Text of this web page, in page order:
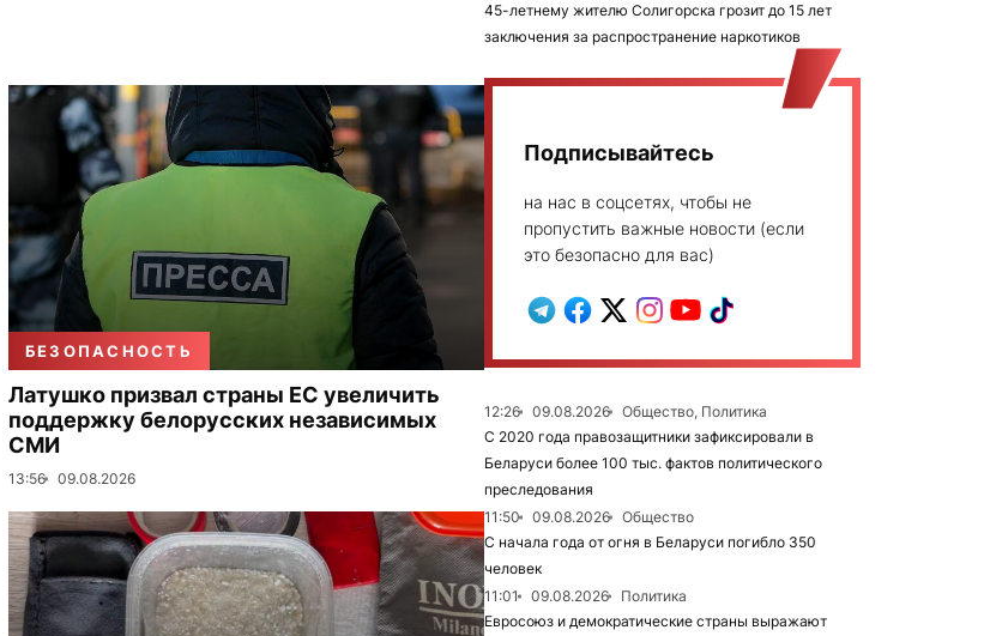
БЕЗОПАСНОСТЬ
Латушко призвал страны ЕС увеличить
поддержку белорусских независимых
СМИ
13:56 09.08.2026
45-летнему жителю Солигорска грозит до 15 лет
заключения за распространение наркотиков
Подписывайтесь
на нас в соцсетях, чтобы не
пропустить важные новости (если
это безопасно для вас)
12:26 09.08.2026
Общество, Политика
С 2020 года правозащитники зафиксировали в
Беларуси более 100 тыс. фактов политического
преследования
11:50
09.08.2026
Общество
С начала года от огня в Беларуси погибло 350
человек
11:01
09.08.2026
Политика
Евросоюз и демократические страны выражают